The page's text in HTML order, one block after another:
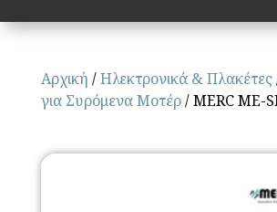
Αρχική /Ηλεκτρονικά & Πλακέτες
για Συρόμενα Μοτέρ/ MERC ME-